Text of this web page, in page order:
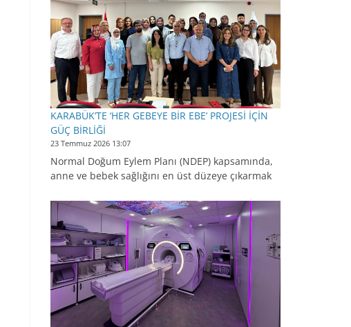
KARABÜK’TE ‘HER GEBEYE BİR EBE’ PROJESİ İÇİN
GÜÇ BİRLİĞİ
23 Temmuz 2026 13:07
Normal Doğum Eylem Planı (NDEP) kapsamında,
anne ve bebek sağlığını en üst düzeye çıkarmak